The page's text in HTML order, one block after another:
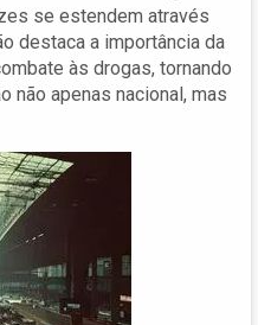
se estendem através
destaca a importância da
às drogas, tornando
não apenas nacional, mas